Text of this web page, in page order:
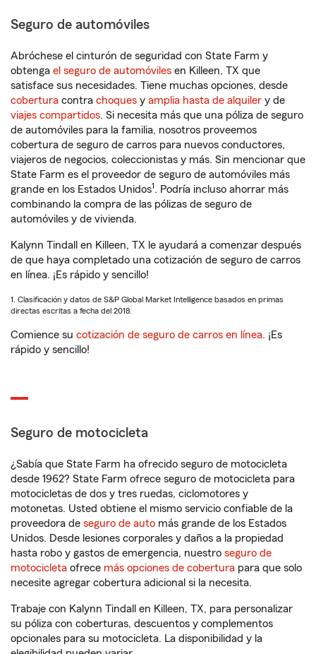
Seguro de automóviles
Abróchese el cinturón de seguridad con State Farm y
obtenga el seguro de automóviles en Killeen, TX que
satisface sus necesidades. Tiene muchas opciones, desde
cobertura contra choques y amplia hasta de alquiler y de
viajes compartidos. Si necesita más que una póliza de seguro
de automóviles para la familia, nosotros proveemos
cobertura de seguro de carros para nuevos conductores,
viajeros de negocios, coleccionistas y más. Sin mencionar que
State Farm es el proveedor de seguro de automóviles más
grande en los Estados Unidos1. Podría incluso ahorrar más
combinando la compra de las pólizas de seguro de
automóviles y de vivienda.
Kalynn Tindall en Killeen, TX le ayudará a comenzar después
de que haya completado una cotización de seguro de carros
en línea. ¡Es rápido y sencillo!
1. Clasificación y datos de S&P Global Market Intelligence basados en primas
directas escritas a fecha del 2018.
Comience su cotización de seguro de carros en línea. ¡Es
rápido y sencillo!
Seguro de motocicleta
¿Sabía que State Farm ha ofrecido seguro de motocicleta
desde 1962? State Farm ofrece seguro de motocicleta para
motocicletas de dos y tres ruedas, ciclomotores y
motonetas. Usted obtiene el mismo servicio confiable de la
proveedora de seguro de auto más grande de los Estados
Unidos. Desde lesiones corporales y daños a la propiedad
hasta robo y gastos de emergencia, nuestro seguro de
motocicleta ofrece más opciones de cobertura para que solo
necesite agregar cobertura adicional si la necesita.
Trabaje con Kalynn Tindall en Killeen, TX, para personalizar
su póliza con coberturas, descuentos y complementos
opcionales para su motocicleta. La disponibilidad y la